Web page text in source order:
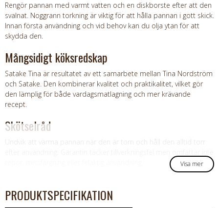
Rengör pannan med varmt vatten och en diskborste efter att den
svalnat. Noggrann torkning är viktig för att hålla pannan i gott skick.
Innan första användning och vid behov kan du olja ytan för att
skydda den.
Mångsidigt köksredskap
Satake Tina är resultatet av ett samarbete mellan Tina Nordström
och Satake. Den kombinerar kvalitet och praktikalitet, vilket gör
den lämplig för både vardagsmatlagning och mer krävande
recept.
Skötselråd
Undvik att värma pannan när den är tom och håll den alltid torr
Visa mer
PRODUKTSPECIFIKATION